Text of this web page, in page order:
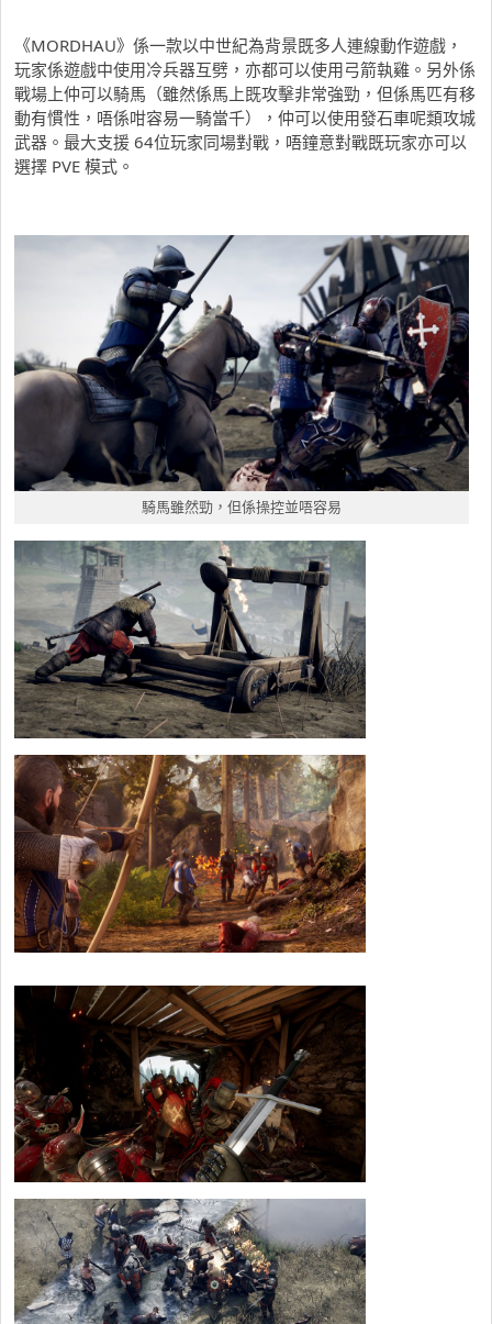
《MORDHAU》係一款以中世紀為背景既多人連線動作遊戲，
玩家係遊戲中使用冷兵器互劈，亦都可以使用弓箭執雞。另外係
戰場上仲可以騎馬（雖然係馬上既攻擊非常強勁，但係馬匹有移
動有慣性，唔係咁容易一騎當千），仲可以使用發石車呢類攻城
武器。最大支援 64位玩家同場對戰，唔鐘意對戰既玩家亦可以
選擇 PVE 模式。
騎馬雖然勁，但係操控並唔容易